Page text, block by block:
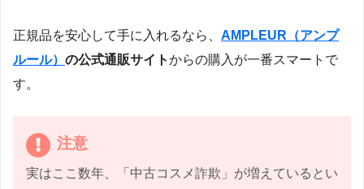
正規品を安心して手に入れるなら、 AMPLEUR（アンプ
ルール） の公式通販サイトからの購入が一番スマートで
す。
注意
実はここ数年、「中古コスメ詐欺」が増えているとい